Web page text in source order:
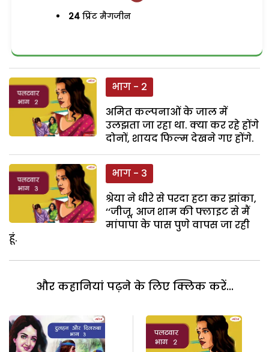
24 प्रिंट मैगजीन
भाग - 2
अमित कल्पनाओं के जाल में
उलझता जा रहा था. क्या कर रहे होंगे
दोनों, शायद फिल्म देखने गए होंगे.
भाग - 3
श्रेया ने धीरे से परदा हटा कर झांका,
‘‘जीजू, आज शाम की फ्लाइट से मैं
मांपापा के पास पुणे वापस जा रही
हूं.
और कहानियां पढ़ने के लिए क्लिक करें...